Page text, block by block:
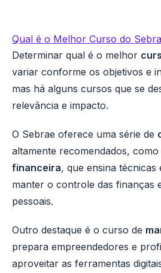
Qual é o Melhor Curso do
Determinar qual é o melhor
variar conforme os objetivos e
mas há alguns cursos que se
relevância e impacto.
O Sebrae oferece uma série de
altamente recomendados,
financeira, que ensina técnicas
manter o controle das finanças
pessoais.
Outro destaque é o curso de
prepara empreendedores e
aproveitar as ferramentas